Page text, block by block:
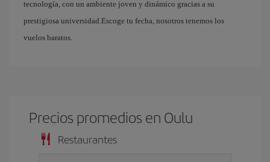
tecnología, con un ambiente joven y dinámico gracias a su
prestigiosa universidad.Escoge tu fecha, nosotros tenemos los
vuelos baratos.
Precios promedios en Oulu
Restaurantes